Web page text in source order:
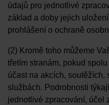
údajů pro jednotlivé
základ a doby jejich
prohlášení o ochraně
(2) Kromě toho můžeme
třetím stranám, pokud
účast na akcích, soutěžích,
službách. Podrobnosti
jednotlivé zpracování, účel